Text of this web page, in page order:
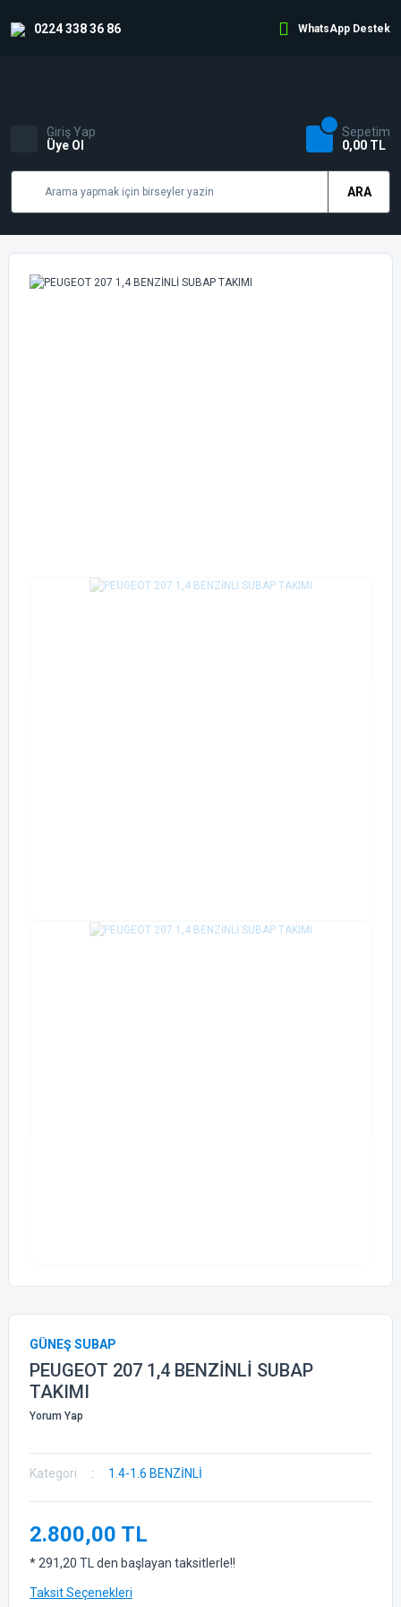
0224 338 36 86 WhatsApp Destek
ARA
Giriş Yap
Üye Ol
Sepetim
0,00 TL
GÜNEŞ SUBAP
PEUGEOT 207 1,4 BENZİNLİ SUBAP
TAKIMI
Yorum Yap
Kategori 1.4-1.6 BENZİNLİ
2.800,00 TL
* 291,20 TL den başlayan taksitlerle!!
Taksit Seçenekleri